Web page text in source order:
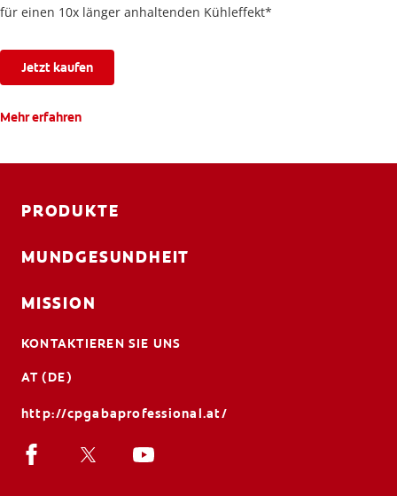
für einen 10x länger anhaltenden Kühleffekt*
Jetzt kaufen
Mehr erfahren
PRODUKTE
MUNDGESUNDHEIT
MISSION
KONTAKTIEREN SIE UNS
AT (DE)
http://cpgabaprofessional.at/